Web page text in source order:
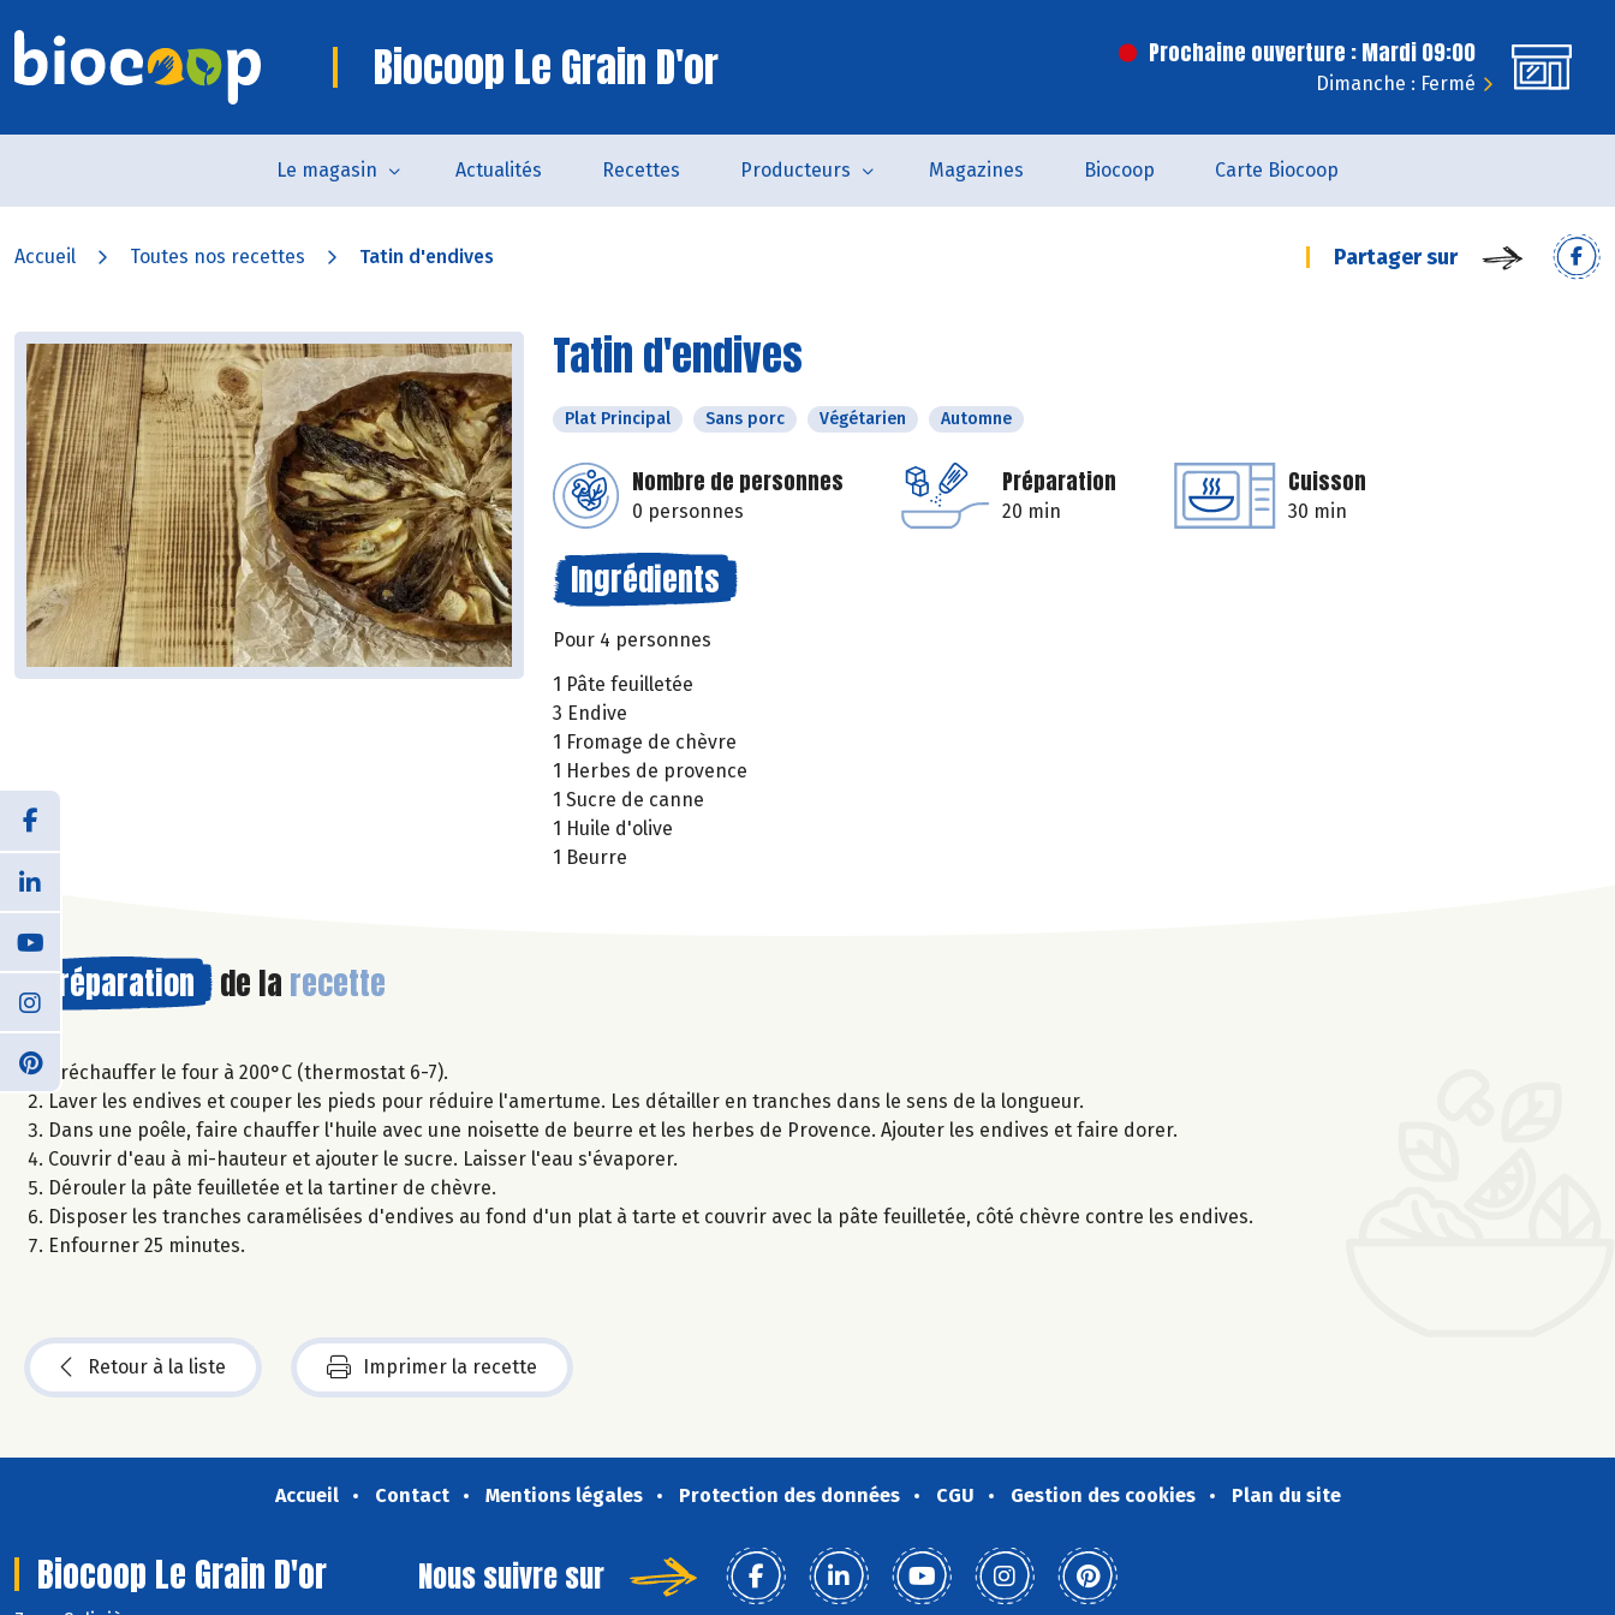
Biocoop Le Grain D'or Prochaine ouverture : Mardi 09:00
Dimanche : Fermé
Le magasin Actualités Recettes Producteurs Magazines Biocoop Carte Biocoop
Accueil Toutes nos recettes Tatin d'endives Partager sur
Tatin d'endives
Plat Principal Sans porc Végétarien Automne
Nombre de personnes
0 personnes
Préparation
20 min
Cuisson
30 min
Ingrédients
Pour 4 personnes
1 Pâte feuilletée
3 Endive
1 Fromage de chèvre
1 Herbes de provence
1 Sucre de canne
1 Huile d'olive
1 Beurre
Préparation de la recette
Préchauffer le four à 200°C (thermostat 6-7).
Laver les endives et couper les pieds pour réduire l'amertume. Les détailler en tranches dans le sens de la longueur.
Dans une poêle, faire chauffer l'huile avec une noisette de beurre et les herbes de Provence. Ajouter les endives et faire dorer.
Couvrir d'eau à mi-hauteur et ajouter le sucre. Laisser l'eau s'évaporer.
Dérouler la pâte feuilletée et la tartiner de chèvre.
Disposer les tranches caramélisées d'endives au fond d'un plat à tarte et couvrir avec la pâte feuilletée, côté chèvre contre les endives.
Enfourner 25 minutes.
Retour à la liste Imprimer la recette
Accueil Contact Mentions légales Protection des données CGU Gestion des cookies Plan du site
Biocoop Le Grain D'or Nous suivre sur